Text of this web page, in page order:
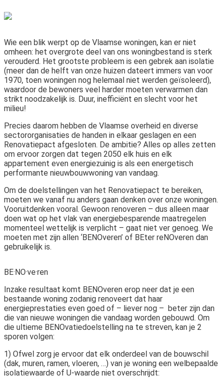
Wie een blik werpt op de Vlaamse woningen, kan er niet
omheen: het overgrote deel van ons woningbestand is sterk
verouderd. Het grootste probleem is een gebrek aan isolatie
(meer dan de helft van onze huizen dateert immers van voor
1970, toen woningen nog helemaal niet werden geïsoleerd),
waardoor de bewoners veel harder moeten verwarmen dan
strikt noodzakelijk is. Duur, inefficiënt en slecht voor het
milieu!
Precies daarom hebben de Vlaamse overheid en diverse
sectororganisaties de handen in elkaar geslagen en een
Renovatiepact afgesloten. De ambitie? Alles op alles zetten
om ervoor zorgen dat tegen 2050 elk huis en elk
appartement even energiezuinig is als een energetisch
performante nieuwbouwwoning van vandaag.
Om de doelstellingen van het Renovatiepact te bereiken,
moeten we vanaf nu anders gaan denken over onze woningen.
Vooruitdenken vooral. Gewoon renoveren – dus alleen maar
doen wat op het vlak van energiebesparende maatregelen
momenteel wettelijk is verplicht – gaat niet ver genoeg. We
moeten met zijn allen ‘BENOveren’ of BEter reNOveren dan
gebruikelijk is.
BE·NO·ve·ren
Inzake resultaat komt BENOveren erop neer dat je een
bestaande woning zodanig renoveert dat haar
energieprestaties even goed of – liever nog – beter zijn dan
die van nieuwe woningen die vandaag worden gebouwd. Om
die ultieme BENOvatiedoelstelling na te streven, kan je 2
sporen volgen:
1) Ofwel zorg je ervoor dat elk onderdeel van de bouwschil
(dak, muren, ramen, vloeren, …) van je woning een welbepaalde
isolatiewaarde of U-waarde niet overschrijdt: